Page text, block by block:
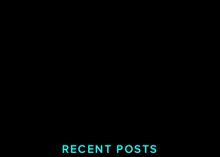
RECENT POSTS